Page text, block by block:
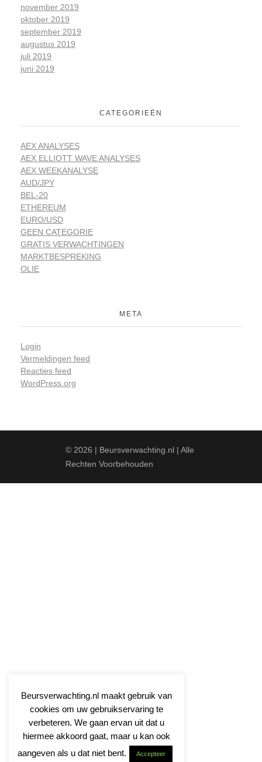
november 2019
oktober 2019
september 2019
augustus 2019
juli 2019
juni 2019
CATEGORIEËN
AEX ANALYSES
AEX ELLIOTT WAVE ANALYSES
AEX WEEKANALYSE
AUD/JPY
BEL-20
ETHEREUM
EURO/USD
GEEN CATEGORIE
GRATIS VERWACHTINGEN
MARKTBESPREKING
OLIE
META
Login
Vermeldingen feed
Reacties feed
WordPress.org
© 2026 | Beursverwachting.nl | Alle
Rechten Voorbehouden
Beursverwachting.nl maakt gebruik van
cookies om uw gebruikservaring te
verbeteren. We gaan ervan uit dat u
hiermee akkoord gaat, maar u kan ook
aangeven als u dat niet bent.
Accepteer